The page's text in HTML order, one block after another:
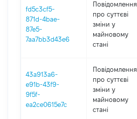
fd5c3cf5-
871d-4bae-
87e5-
7aa7bb3d43e6
Повідомлення
про суттєві
зміни y
майновому
стані
43a913a6-
e91b-43f9-
9f5f-
ea2ce0615e7c
Повідомлення
про суттєві
зміни y
майновому
стані